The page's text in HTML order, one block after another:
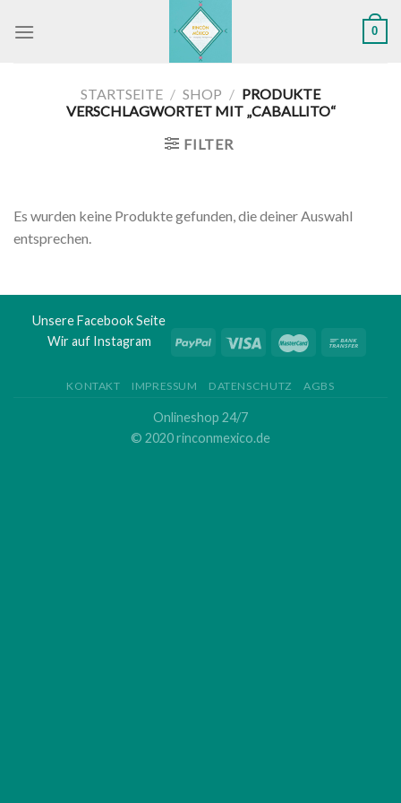
0
STARTSEITE / SHOP / PRODUKTE
VERSCHLAGWORTET MIT „CABALLITO“
FILTER
Es wurden keine Produkte gefunden, die deiner Auswahl
entsprechen.
Unsere Facebook Seite
Wir auf Instagram
KONTAKT IMPRESSUM DATENSCHUTZ AGBS
Onlineshop 24/7
© 2020 rinconmexico.de